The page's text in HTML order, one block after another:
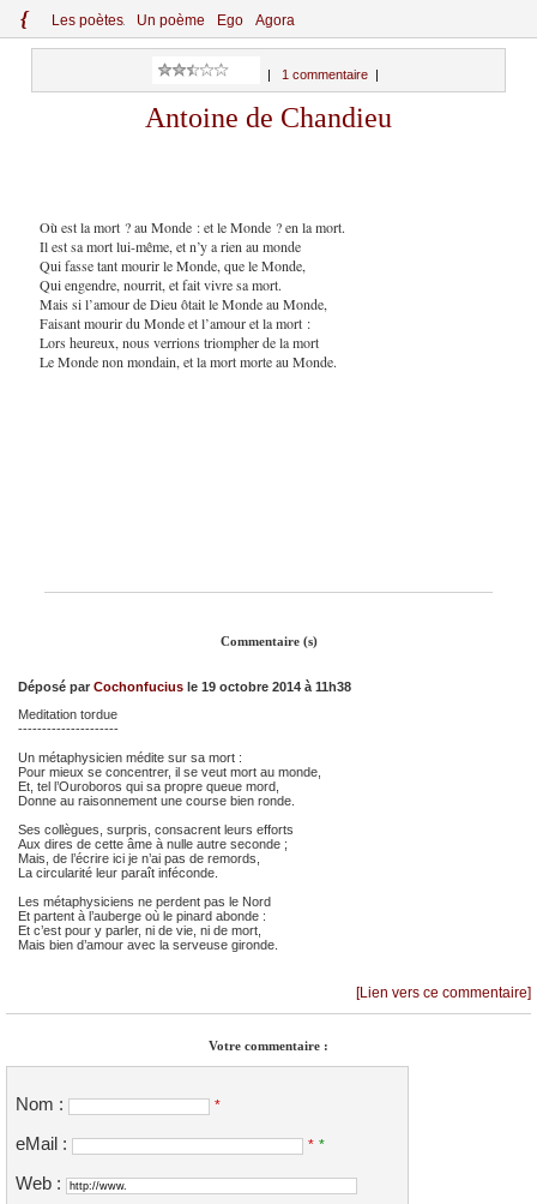
{ Les poètes Un poème Ego Agora
1 commentaire|
Antoine de Chandieu
Où est la mort ? au Monde : et le Monde ? en la mort.
Il est sa mort lui-même, et n’y a rien au monde
Qui fasse tant mourir le Monde, que le Monde,
Qui engendre, nourrit, et fait vivre sa mort.
Mais si l’amour de Dieu ôtait le Monde au Monde,
Faisant mourir du Monde et l’amour et la mort :
Lors heureux, nous verrions triompher de la mort
Le Monde non mondain, et la mort morte au Monde.
Commentaire (s)
Déposé par Cochonfucius le 19 octobre 2014 à 11h38
Meditation tordue
---------------------
Un métaphysicien médite sur sa mort :
Pour mieux se concentrer, il se veut mort au monde,
Et, tel l’Ouroboros qui sa propre queue mord,
Donne au raisonnement une course bien ronde.
Ses collègues, surpris, consacrent leurs efforts
Aux dires de cette âme à nulle autre seconde ;
Mais, de l’écrire ici je n’ai pas de remords,
La circularité leur paraît inféconde.
Les métaphysiciens ne perdent pas le Nord
Et partent à l’auberge où le pinard abonde :
Et c’est pour y parler, ni de vie, ni de mort,
Mais bien d’amour avec la serveuse gironde.
[Lien vers ce commentaire]
Votre commentaire :
Nom : *
eMail : * *
Web :